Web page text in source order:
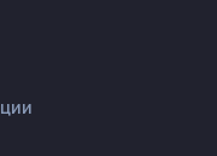
КГЭУ
комиссия